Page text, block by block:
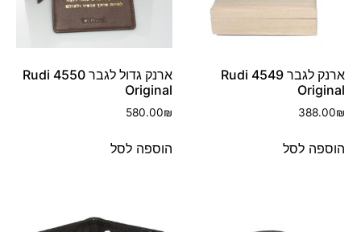
ארנק לגבר 4549 Rudi
Original
388.00₪
הוספה לסל
ארנק גדול לגבר 4550 Rudi
Original
580.00₪
הוספה לסל